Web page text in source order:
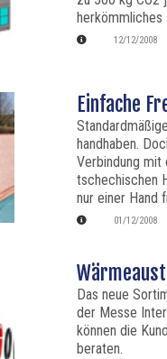
12/12/2008
Einfache
handhaben.
Verbindung mit
tschechischen
nur einer Hand
01/12/2008
Das neue
der Messe
können die
beraten.